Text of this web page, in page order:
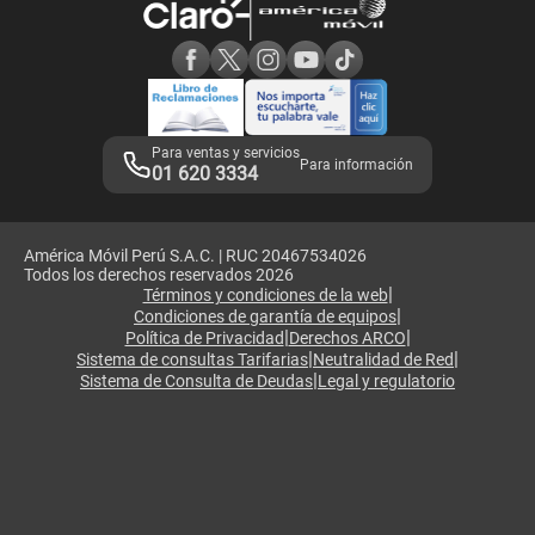
Adquirientes iPhone 6, 6S y SE
Mensaje de Seguridad
Términos y Condiciones de Tienda Claro
Libro de Reclamaciones
Legales de marketplace
Para ventas y servicios
01 620 3334 Para información
América Móvil Perú S.A.C. | RUC 20467534026
Todos los derechos reservados 2026
Términos y condiciones de la web|
Condiciones de garantía de equipos|
Política de Privacidad|Derechos ARCO|
Sistema de consultas Tarifarias|Neutralidad de Red|
Sistema de Consulta de Deudas|Legal y regulatorio